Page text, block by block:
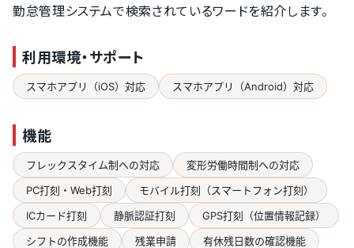
勤怠管理システムで検索されているワードを紹介します。
利用環境・サポート
スマホアプリ（iOS）対応 スマホアプリ（Android）対応
機能
フレックスタイム制への対応
変形労働時間制への対応
PC打刻・Web打刻
モバイル打刻（スマートフォン打刻）
ICカード打刻
静脈認証打刻
GPS打刻（位置情報記録）
シフトの作成機能
残業申請
有休残日数の確認機能